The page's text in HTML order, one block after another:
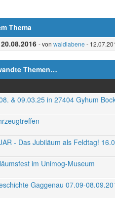
Thema
- von waidlabene -
Themen…
& 09.03.25 in 27404 Gyhum
- Das Jubiläum als Feldtag!
im Unimog-Museum
Gaggenau 07.09-